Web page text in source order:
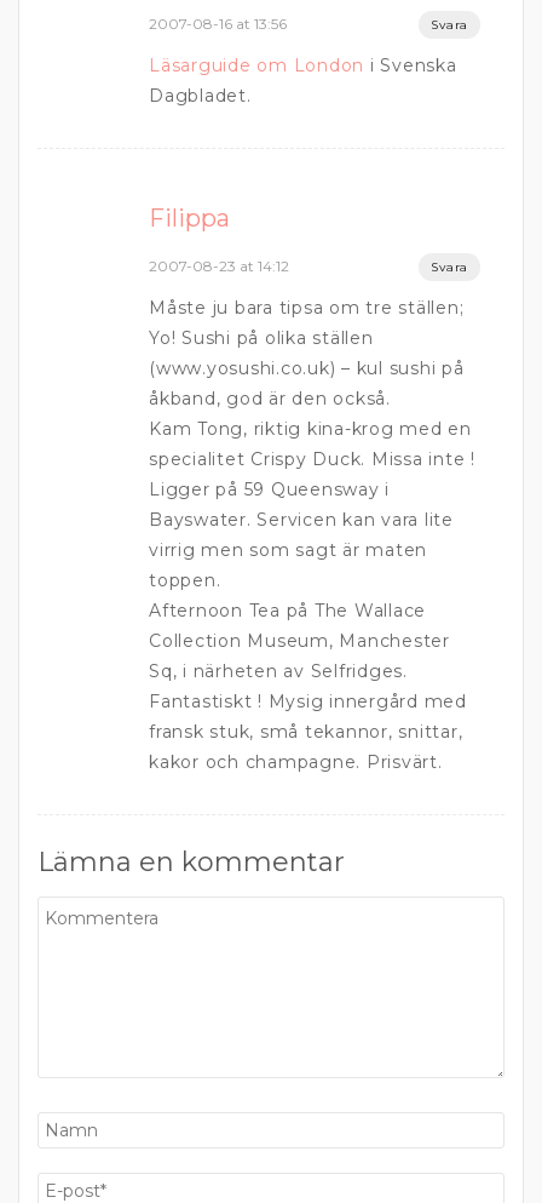
2007-08-16 at 13:56 Svara
Läsarguide om London i Svenska
Dagbladet.
Filippa
2007-08-23 at 14:12 Svara
Måste ju bara tipsa om tre ställen;
Yo! Sushi på olika ställen
(www.yosushi.co.uk) – kul sushi på
åkband, god är den också.
Kam Tong, riktig kina-krog med en
specialitet Crispy Duck. Missa inte !
Ligger på 59 Queensway i
Bayswater. Servicen kan vara lite
virrig men som sagt är maten
toppen.
Afternoon Tea på The Wallace
Collection Museum, Manchester
Sq, i närheten av Selfridges.
Fantastiskt ! Mysig innergård med
fransk stuk, små tekannor, snittar,
kakor och champagne. Prisvärt.
Lämna en kommentar